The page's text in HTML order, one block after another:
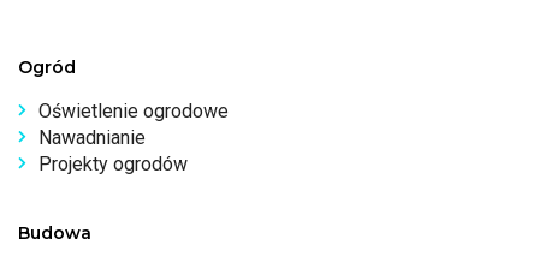
Ogród
Oświetlenie ogrodowe
Nawadnianie
Projekty ogrodów
Budowa